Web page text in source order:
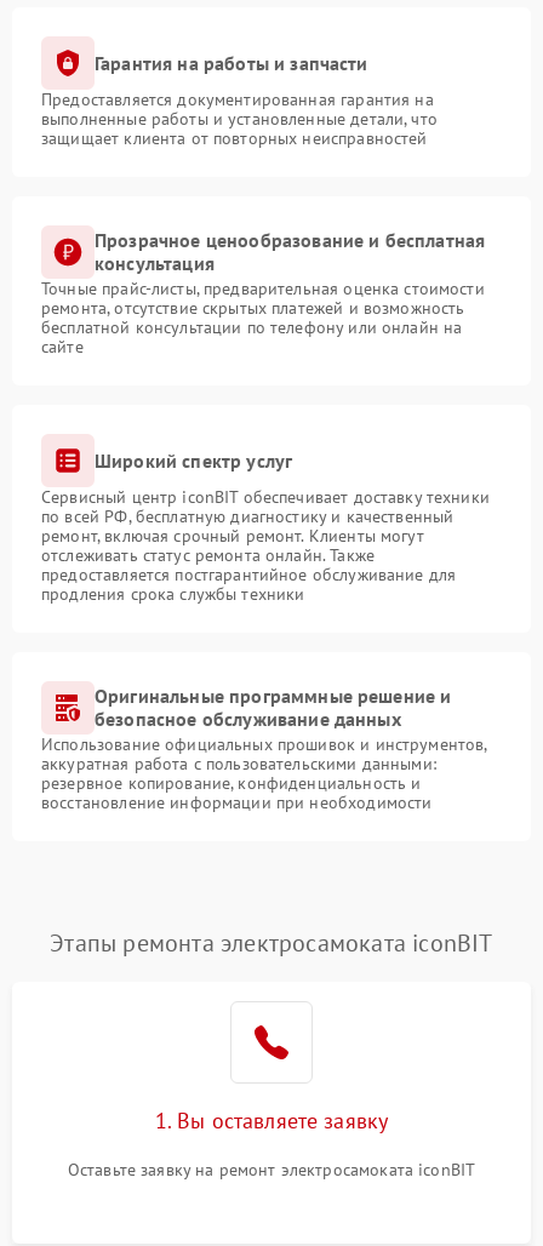
Гарантия на работы и запчасти
Предоставляется документированная гарантия на
выполненные работы и установленные детали, что
защищает клиента от повторных неисправностей
Прозрачное ценообразование и бесплатная
консультация
Точные прайс-листы, предварительная оценка стоимости
ремонта, отсутствие скрытых платежей и возможность
бесплатной консультации по телефону или онлайн на
сайте
Широкий спектр услуг
Сервисный центр iconBIT обеспечивает доставку техники
по всей РФ, бесплатную диагностику и качественный
ремонт, включая срочный ремонт. Клиенты могут
отслеживать статус ремонта онлайн. Также
предоставляется постгарантийное обслуживание для
продления срока службы техники
Оригинальные программные решение и
безопасное обслуживание данных
Использование официальных прошивок и инструментов,
аккуратная работа с пользовательскими данными:
резервное копирование, конфиденциальность и
восстановление информации при необходимости
Этапы ремонта электросамоката iconBIT
1. Вы оставляете заявку
Оставьте заявку на ремонт электросамоката iconBIT